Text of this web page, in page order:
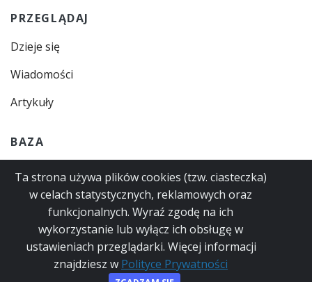
PRZEGLĄDAJ
Dzieje się
Wiadomości
Artykuły
BAZA
Gastro
Zajęcia
Usługi
© 2023 Polityka Prywatności Regulamin
Ta strona używa plików cookies (tzw. ciasteczka)
w celach statystycznych, reklamowych oraz
funkcjonalnych. Wyraź zgodę na ich
wykorzystanie lub wyłącz ich obsługę w
ustawieniach przeglądarki. Więcej informacji
znajdziesz w Polityce Prywatności